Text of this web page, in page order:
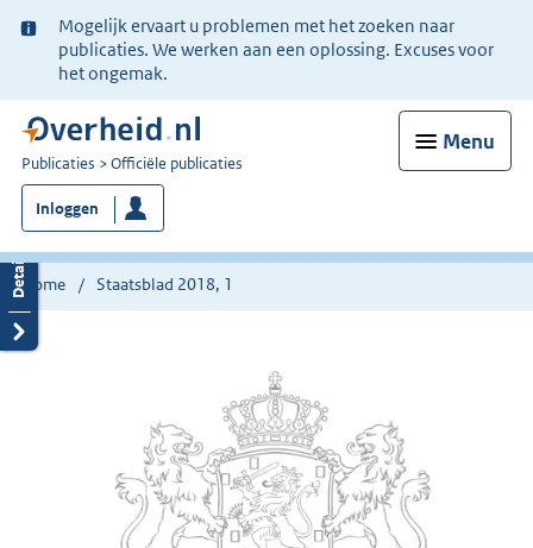
Ter
informatie:
Mogelijk ervaart u problemen met het zoeken naar
publicaties. We werken aan een oplossing. Excuses voor
het ongemak.
Menu
U
bent
nu
hier:
Publicaties Officiële publicaties
Inloggen
Home Staatsblad 2018, 1